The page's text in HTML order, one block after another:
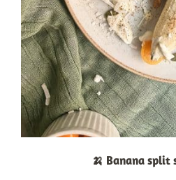
🍌 Banana split